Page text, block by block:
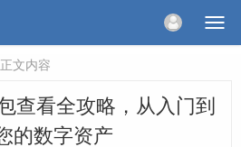
文内容
查看全攻略，从入门到
的数字资产